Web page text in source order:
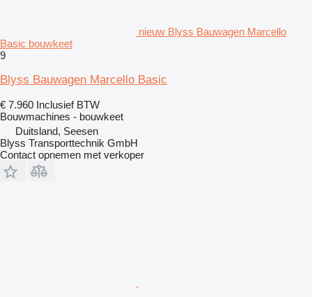
nieuw Blyss Bauwagen Marcello
Basic bouwkeet
9
Blyss Bauwagen Marcello Basic
€ 7.960 Inclusief BTW
Bouwmachines - bouwkeet
Duitsland, Seesen
Blyss Transporttechnik GmbH
Contact opnemen met verkoper